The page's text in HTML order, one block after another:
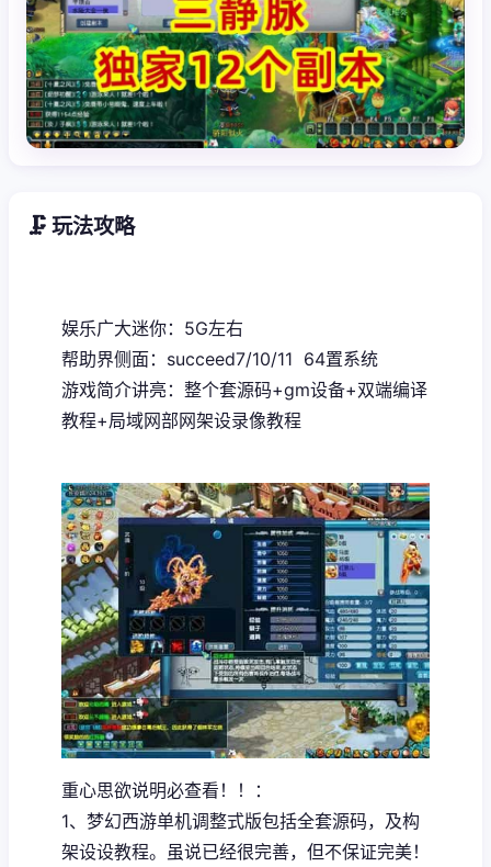
🗜️ 玩法攻略
娱乐广大迷你：5G左右
帮助界侧面：succeed7/10/11 64置系统
游戏简介讲亮：整个套源码+gm设备+双端编译
教程+局域网部网架设录像教程
重心思欲说明必查看！！：
1、 梦幻西游单机调整式版包括全套源码，及构
架设设教程。虽说已经很完善，但不保证完美！